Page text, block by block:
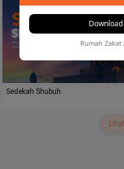
Rumah Zakat
Sedekah Shubuh